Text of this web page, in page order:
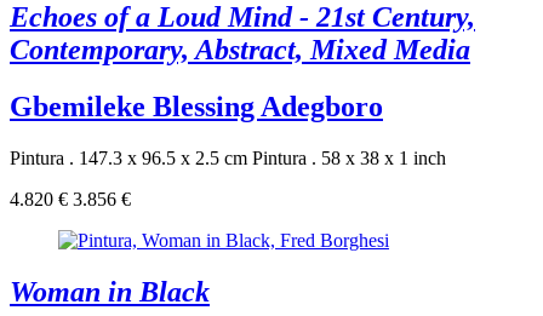
Echoes of a Loud Mind - 21st Century,
Contemporary, Abstract, Mixed Media
Gbemileke Blessing Adegboro
Pintura . 147.3 x 96.5 x 2.5 cm Pintura . 58 x 38 x 1 inch
4.820 € 3.856 €
Woman in Black